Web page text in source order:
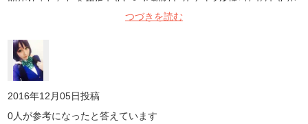
着け心地も悪くなく、とにかく発色がよくて 周りの人達も驚いてい
ました(笑) 本当にありがとうございました!
つづきを読む
2016年12月05日投稿
0人が参考になったと答えています